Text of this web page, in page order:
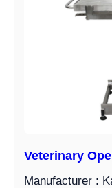
Veterinary
Manufacturer :